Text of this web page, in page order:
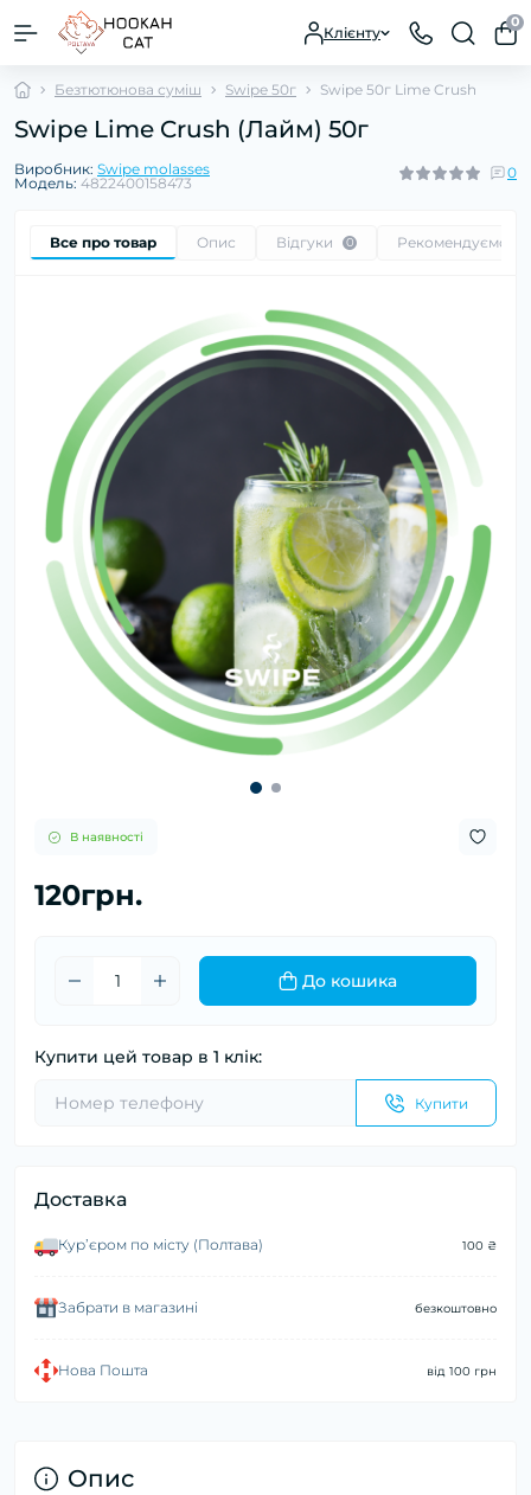
Клієнту
0
Безтютюнова суміш Swipe 50г Swipe 50г Lime Crush
Swipe Lime Crush (Лайм) 50г
Виробник: Swipe molasses
Модель: 4822400158473
0
Все про товар Опис Відгуки 0 Рекомендуємо
В наявності
120грн.
До кошика
Купити цей товар в 1 клік:
Купити
Доставка
Курʼєром по місту (Полтава) 100 ₴
Забрати в магазині безкоштовно
Нова Пошта від 100 грн
Опис